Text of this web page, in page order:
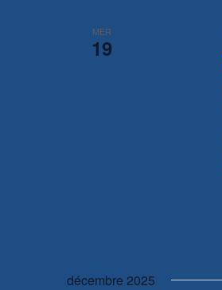
MER
19
décembre 2025